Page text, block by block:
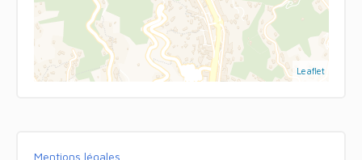
Leaflet
Mentions légales